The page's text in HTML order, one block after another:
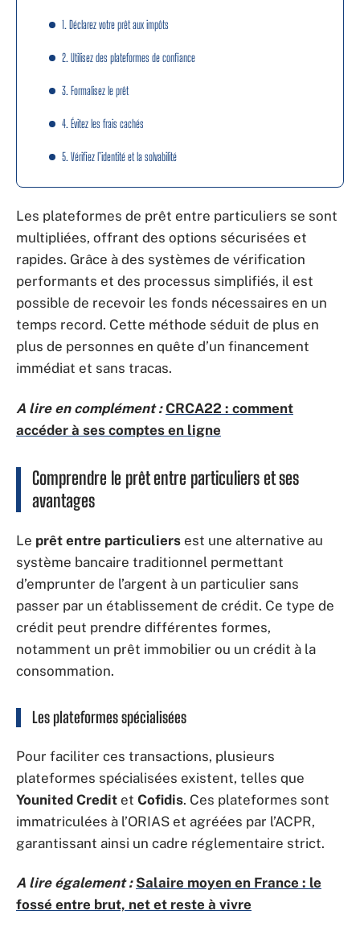
1. Déclarez votre prêt aux impôts
2. Utilisez des plateformes de confiance
3. Formalisez le prêt
4. Évitez les frais cachés
5. Vérifiez l’identité et la solvabilité
Les plateformes de prêt entre particuliers se sont
multipliées, offrant des options sécurisées et
rapides. Grâce à des systèmes de vérification
performants et des processus simplifiés, il est
possible de recevoir les fonds nécessaires en un
temps record. Cette méthode séduit de plus en
plus de personnes en quête d’un financement
immédiat et sans tracas.
A lire en complément : CRCA22 : comment
accéder à ses comptes en ligne
Comprendre le prêt entre particuliers et ses
avantages
Le prêt entre particuliers est une alternative au
système bancaire traditionnel permettant
d’emprunter de l’argent à un particulier sans
passer par un établissement de crédit. Ce type de
crédit peut prendre différentes formes,
notamment un prêt immobilier ou un crédit à la
consommation.
Les plateformes spécialisées
Pour faciliter ces transactions, plusieurs
plateformes spécialisées existent, telles que
Younited Credit et Cofidis. Ces plateformes sont
immatriculées à l’ORIAS et agréées par l’ACPR,
garantissant ainsi un cadre réglementaire strict.
A lire également : Salaire moyen en France : le
fossé entre brut, net et reste à vivre